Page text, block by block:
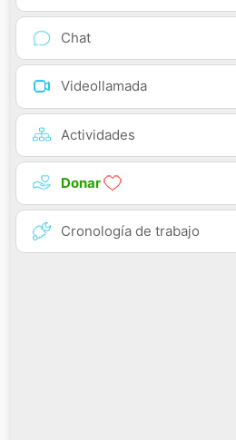
Chat
Videollamada
Actividades
Donar
Cronología de trabajo